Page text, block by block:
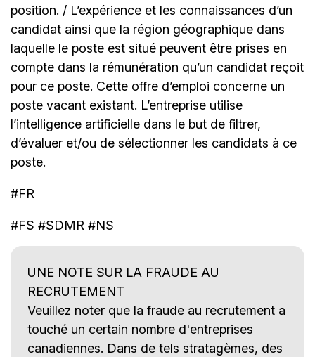
position. / L’expérience et les connaissances d’un
candidat ainsi que la région géographique dans
laquelle le poste est situé peuvent être prises en
compte dans la rémunération qu’un candidat reçoit
pour ce poste. Cette offre d’emploi concerne un
poste vacant existant. L’entreprise utilise
l’intelligence artificielle dans le but de filtrer,
d’évaluer et/ou de sélectionner les candidats à ce
poste.
#FR
#FS #SDMR #NS
UNE NOTE SUR LA FRAUDE AU
RECRUTEMENT
Veuillez noter que la fraude au recrutement a
touché un certain nombre d'entreprises
canadiennes. Dans de tels stratagèmes, des